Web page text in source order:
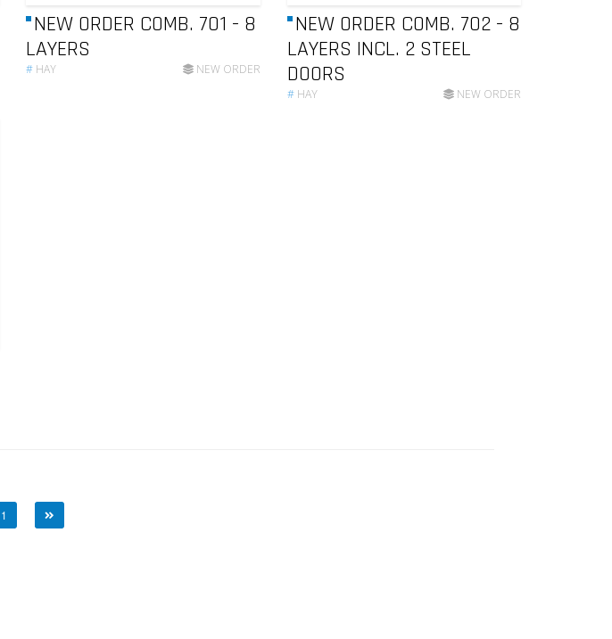
NEW ORDER COMB. 701 - 8
LAYERS
# HAY NEW ORDER
NEW ORDER COMB. 702 - 8
LAYERS INCL. 2 STEEL
DOORS
# HAY NEW ORDER
1